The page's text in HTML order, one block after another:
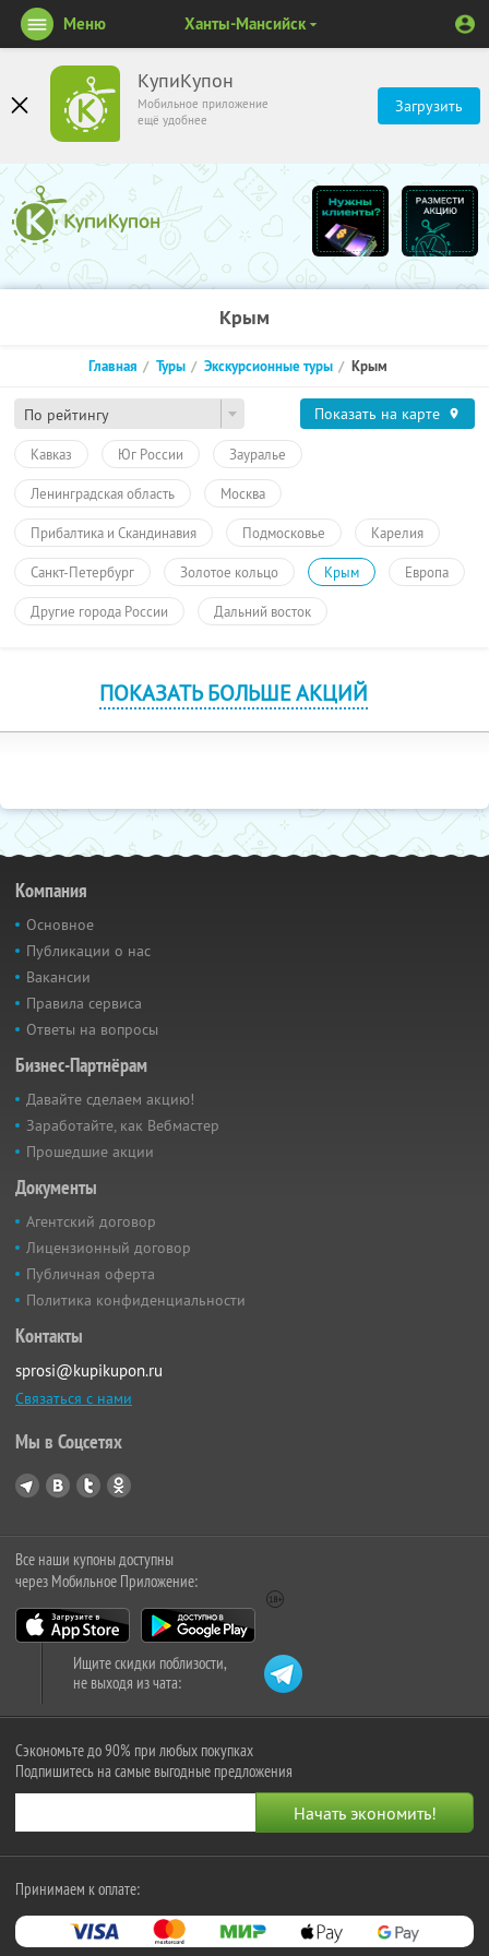
КупиКупон
Мобильное приложение
ещё удобнее
Загрузить
Меню Ханты-Мансийск
Крым
По рейтингу
Главная Туры Экскурсионные туры Крым
Показать на карте
Кавказ Юг России Зауралье
Ленинградская область Москва
Прибалтика и Скандинавия Подмосковье Карелия
Санкт-Петербург Золотое кольцо Крым Европа
Другие города России Дальний восток
ПОКАЗАТЬ БОЛЬШЕ АКЦИЙ
Компания
Основное
Публикации о нас
Вакансии
Правила сервиса
Ответы на вопросы
Бизнес-Партнёрам
Давайте сделаем акцию!
Заработайте, как Вебмастер
Прошедшие акции
Документы
Агентский договор
Лицензионный договор
Публичная оферта
Политика конфиденциальности
Контакты
sprosi@kupikupon.ru
Связаться с нами
Мы в Соцсетях
Все наши купоны доступны
через Мобильное Приложение:
Ищите скидки поблизости,
не выходя из чата:
Сэкономьте до 90% при любых покупках
Подпишитесь на самые выгодные предложения
Принимаем к оплате: